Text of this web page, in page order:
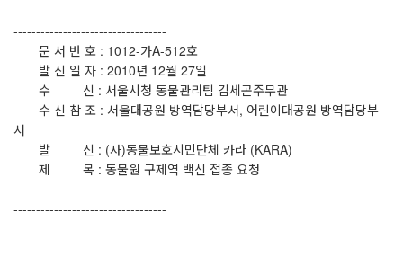
-----------------------------------------------------------------------------------
----------------------------------
문 서 번 호 : 1012-가A-512호
발 신 일 자 : 2010년 12월 27일
수 신 : 서울시청 동물관리팀 김세곤주무관
수 신 참 조 : 서울대공원 방역담당부서, 어린이대공원 방역담당부
서
발 신 : (사)동물보호시민단체 카라 (KARA)
제 목 : 동물원 구제역 백신 접종 요청
-----------------------------------------------------------------------------------
----------------------------------